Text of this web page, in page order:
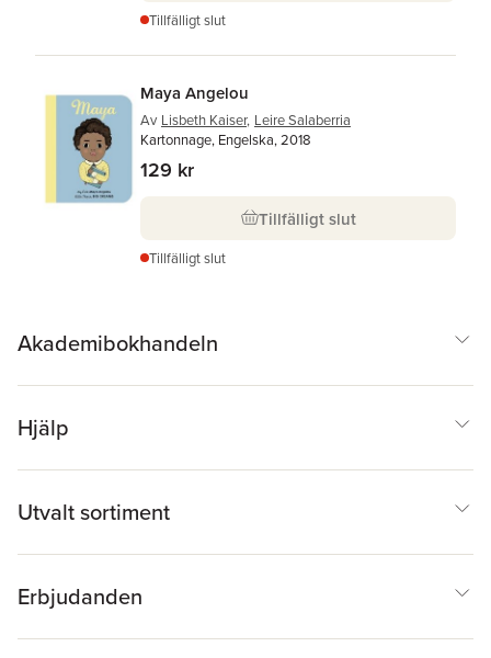
Tillfälligt slut
Maya Angelou
Av Lisbeth Kaiser, Leire Salaberria
Kartonnage, Engelska, 2018
129 kr
Tillfälligt slut
Tillfälligt slut
Akademibokhandeln
Hjälp
Utvalt sortiment
Erbjudanden